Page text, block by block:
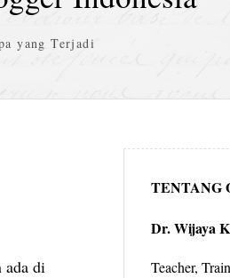
yang Terjadi
ada di
TENTANG
Dr. Wijaya
Teacher,